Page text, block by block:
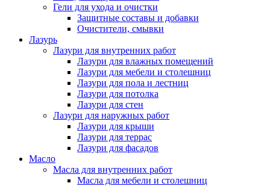
Гели для ухода и очистки
Защитные составы и добавки
Очистители, смывки
Лазурь
Лазури для внутренних работ
Лазури для влажных помещений
Лазури для мебели и столешниц
Лазури для пола и лестниц
Лазури для потолка
Лазури для стен
Лазури для наружных работ
Лазури для крыши
Лазури для террас
Лазури для фасадов
Масло
Масла для внутренних работ
Масла для мебели и столешниц